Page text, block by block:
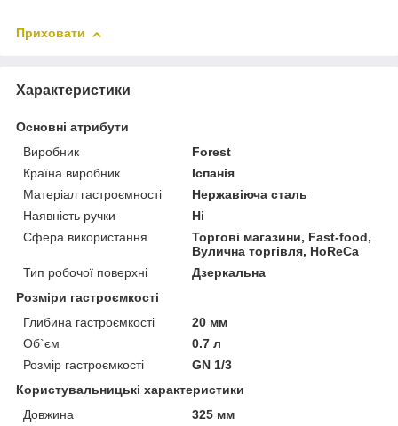
Приховати
Характеристики
Основні атрибути
Виробник
Forest
Країна виробник
Іспанія
Матеріал гастроємності
Нержавіюча сталь
Наявність ручки
Ні
Сфера використання
Торгові магазини, Fast-food,
Вулична торгівля, HoReCa
Тип робочої поверхні
Дзеркальна
Розміри гастроємкості
Глибина гастроємкості
20 мм
Об`єм
0.7 л
Розмір гастроємкості
GN 1/3
Користувальницькі характеристики
Довжина
325 мм